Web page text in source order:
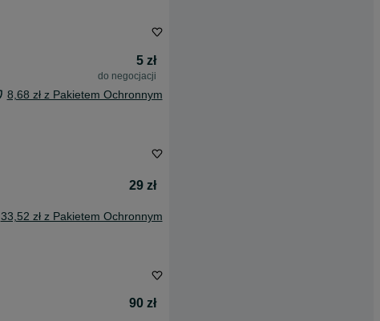
5 zł
do negocjacji
8,68 zł z Pakietem Ochronnym
29 zł
33,52 zł z Pakietem Ochronnym
90 zł